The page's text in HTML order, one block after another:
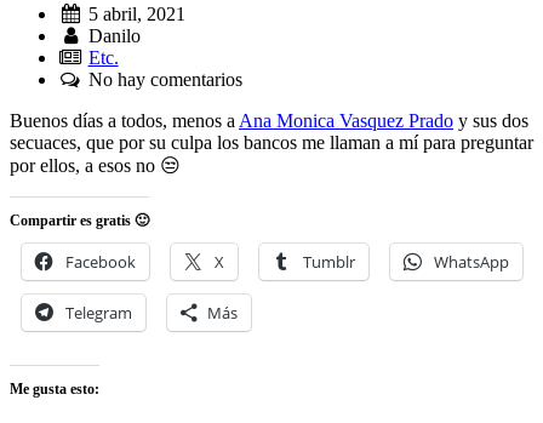
Fecha:
5 abril, 2021
Autor:
Danilo
Etc.
Comentarios:
No hay comentarios
Buenos días a todos, menos a Ana Monica Vasquez Prado y sus dos
secuaces, que por su culpa los bancos me llaman a mí para preguntar
por ellos, a esos no 😒
Compartir es gratis 🙂
Facebook X Tumblr WhatsApp
Telegram Más
Me gusta esto: